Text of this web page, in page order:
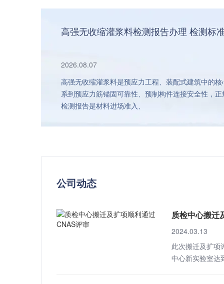
高强无收缩灌浆料检测报告办理 检测标
2026.08.07
高强无收缩灌浆料是预应力工程、装配式建筑中的
系到预应力筋锚固可靠性、预制构件连接安全性，
检测报告是材料进场准入、
公司动态
质检中心搬迁
2024.03.13
此次搬迁及扩项
中心新实验室达